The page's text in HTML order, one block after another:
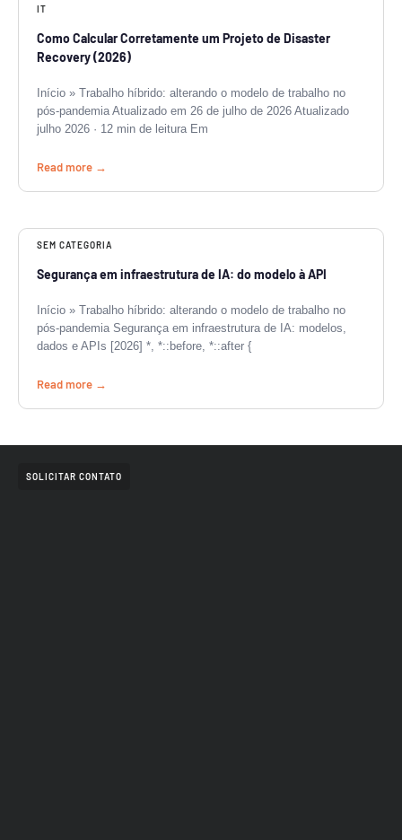
IT
Como Calcular Corretamente um Projeto de Disaster
Recovery (2026)
Início » Trabalho híbrido: alterando o modelo de trabalho no
pós-pandemia Atualizado em 26 de julho de 2026 Atualizado
julho 2026 · 12 min de leitura Em
Read more
SEM CATEGORIA
Segurança em infraestrutura de IA: do modelo à API
Início » Trabalho híbrido: alterando o modelo de trabalho no
pós-pandemia Segurança em infraestrutura de IA: modelos,
dados e APIs [2026] *, *::before, *::after {
Read more
SOLICITAR CONTATO